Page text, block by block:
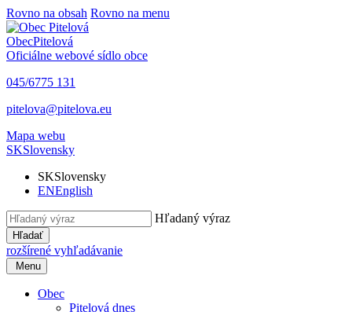
Rovno na obsah Rovno na menu
ObecPitelová
Oficiálne webové sídlo obce
045/6775 131
pitelova@pitelova.eu
Mapa webu
SKSlovensky
SKSlovensky
ENEnglish
Hľadaný výraz
Hľadať
rozšírené vyhľadávanie
Menu
Obec
Pitelová dnes